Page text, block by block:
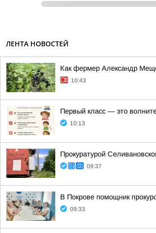
ЛЕНТА НОВОСТЕЙ
Как фермер Александр
10:43
Первый класс — это
10:13
Прокуратурой
09:37
В Покрове помощник
09:33